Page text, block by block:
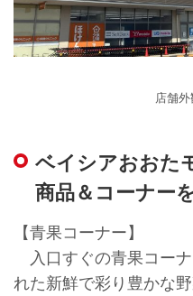
店舗
ベイシアおおた
商品＆コーナー
【青果コーナー】
入口すぐの青果コー
れた新鮮で彩り豊かな